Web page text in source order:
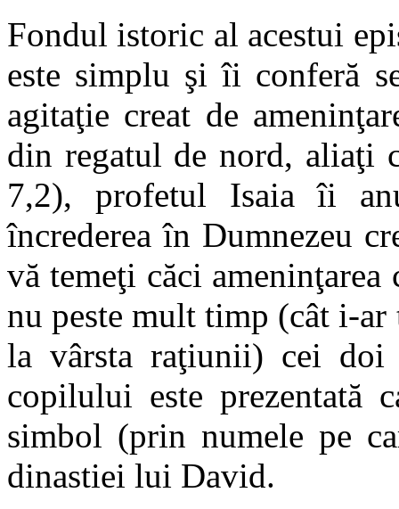
Fondul istoric al acestui
este simplu şi îi conferă
agitaţie creat de
din regatul de nord, aliaţi
7,2), profetul Isaia îi
încrederea în Dumnezeu
vă temeţi căci
nu peste mult timp (cât i-ar
la vârsta raţiunii) cei doi
copilului este prezentată
simbol (prin numele pe
dinastiei lui David.